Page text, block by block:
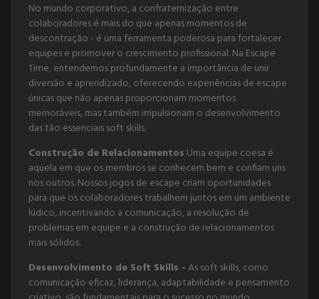
No mundo corporativo, a confraternização entre
colaboradores é mais do que apenas momentos de
descontração - é uma ferramenta poderosa para fortalecer
equipes e promover o crescimento profissional. Na Escape
Time, entendemos profundamente a importância de unir
diversão e aprendizado, oferecendo experiências de escape
únicas que não apenas proporcionam momentos
memoráveis, mas também impulsionam o desenvolvimento
das tão essenciais soft skills.
Construção de Relacionamentos Uma equipe coesa é
aquela em que os membros se conhecem bem e confiam uns
nos outros. Nossos jogos de escape criam oportunidades
para que os colaboradores trabalhem juntos em um ambiente
lúdico, incentivando a comunicação, a resolução de
problemas em equipe e a construção de relacionamentos
mais sólidos.
Desenvolvimento de Soft Skills -As soft skills, como
comunicação eficaz, liderança, adaptabilidade e pensamento